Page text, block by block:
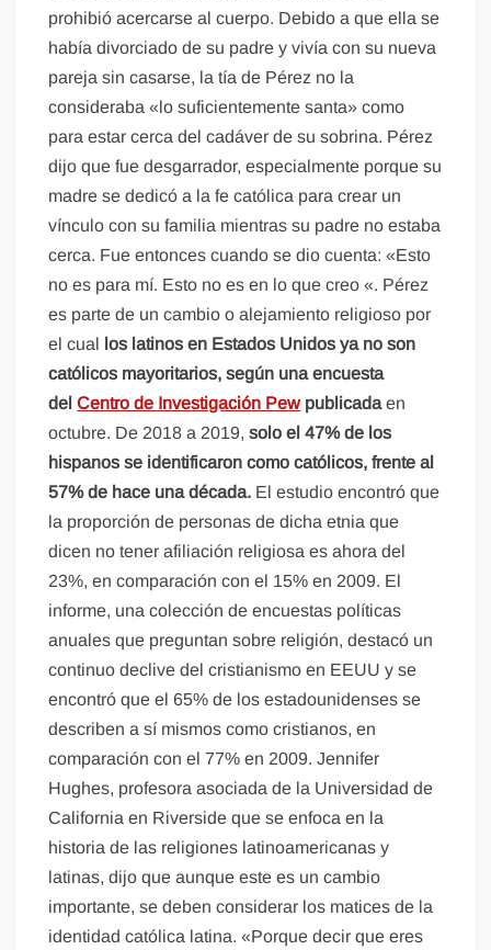
prohibió acercarse al cuerpo. Debido a que ella se
había divorciado de su padre y vivía con su nueva
pareja sin casarse, la tía de Pérez no la
consideraba «lo suficientemente santa» como
para estar cerca del cadáver de su sobrina. Pérez
dijo que fue desgarrador, especialmente porque su
madre se dedicó a la fe católica para crear un
vínculo con su familia mientras su padre no estaba
cerca. Fue entonces cuando se dio cuenta: «Esto
no es para mí. Esto no es en lo que creo «. Pérez
es parte de un cambio o alejamiento religioso por
el cual los latinos en Estados Unidos ya no son
católicos mayoritarios, según una encuesta
delCentro de Investigación Pewpublicadaen
octubre. De 2018 a 2019,solo el 47% de los
hispanos se identificaron como católicos, frente al
57% de hace una década. El estudio encontró que
la proporción de personas de dicha etnia que
dicen no tener afiliación religiosa es ahora del
23%, en comparación con el 15% en 2009. El
informe, una colección de encuestas políticas
anuales que preguntan sobre religión, destacó un
continuo declive del cristianismo en EEUU y se
encontró que el 65% de los estadounidenses se
describen a sí mismos como cristianos, en
comparación con el 77% en 2009. Jennifer
Hughes, profesora asociada de la Universidad de
California en Riverside que se enfoca en la
historia de las religiones latinoamericanas y
latinas, dijo que aunque este es un cambio
importante, se deben considerar los matices de la
identidad católica latina. «Porque decir que eres